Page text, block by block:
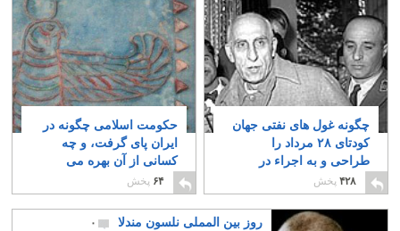
چگونه غول های نفتی جهان
کودتای ۲۸ مرداد را
طراحی و به اجراء در
آوردند؟
۴۲۸ پخش
حکومت اسلامی چگونه در
ایران پای گرفت، و چه
کسانی از آن بهره می
گیرند؟
۶۴ پخش
روز بین المملی نلسون مندلا ۰